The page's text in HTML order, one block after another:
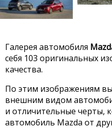
Галерея автомобиля
себя 103 оригинальных
качества.
По этим изображениям
внешним видом
и отличительные черты,
автомобиль Mazda от